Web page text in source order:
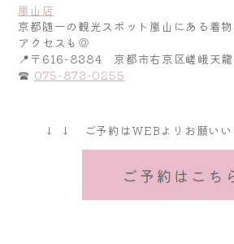
嵐山店
京都随一の観光スポット嵐山にある着
アクセスも◎
📍〒616-8384 京都市右京区嵯峨天龍
☎ 075-873-0255
↓ ↓ ご予約はWEBよりお願い